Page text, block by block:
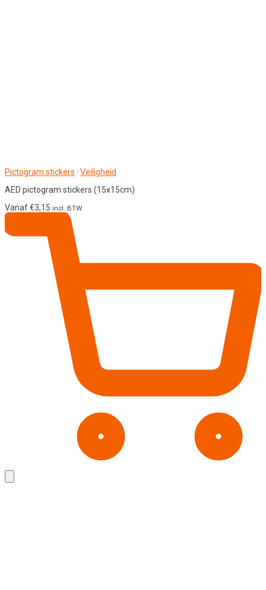
Pictogram stickers · Veiligheid
AED pictogram stickers (15x15cm)
Vanaf€3,15 incl. BTW